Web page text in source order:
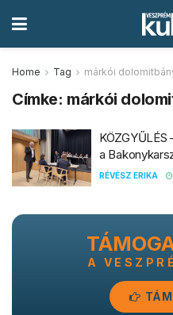
Home Tag márkói
Címke: márkói
a
RÉVÉSZ ERIKA
A